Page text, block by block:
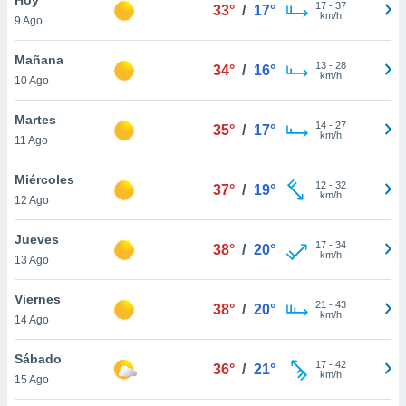
en
más
nuestra
de
cookies
aceptar
9 Ago
33° / 17° 17- 37
km/h
Mañana
10 Ago
34° / 16° 13- 28
km/h
Martes
11 Ago
35° / 17° 14- 27
km/h
Miércoles
12 Ago
37° / 19° 12- 32
km/h
Jueves
13 Ago
38° / 20° 17- 34
km/h
Viernes
14 Ago
38° / 20° 21 - 43
km/h
Sábado
15 Ago
36° / 21° 17- 42
km/h